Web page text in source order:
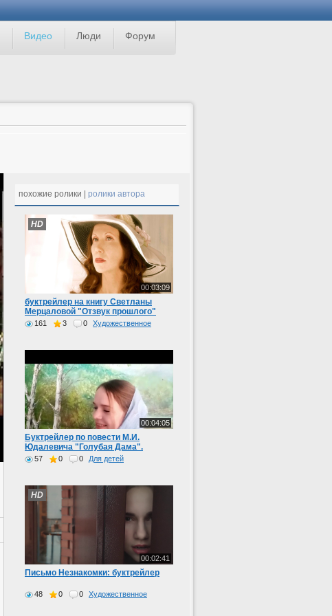
Видео Люди Форум
похожие ролики | ролики автора
00:03:09
HD
буктрейлер на книгу Светланы
Мерцаловой "Отзвук прошлого"
161 3 0 Художественное
00:04:05
Буктрейлер по повести М.И.
Юдалевича "Голубая Дама".
57 0 0 Для детей
00:02:41
HD
Письмо Незнакомки: буктрейлер
48 0 0 Художественное